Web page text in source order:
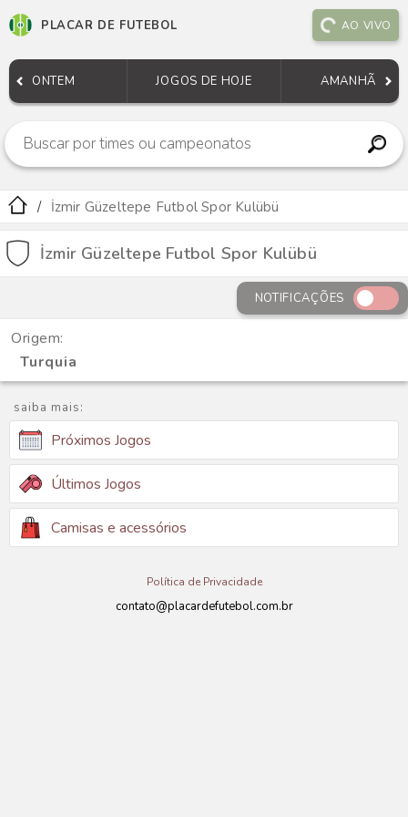
PLACAR DE FUTEBOL AO VIVO
ONTEM JOGOS DE HOJE AMANHÃ
İzmir Güzeltepe Futbol Spor Kulübü
İzmir Güzeltepe Futbol Spor Kulübü
NOTIFICAÇÕES
Origem:
Turquia
saiba mais:
Próximos Jogos
Últimos Jogos
Camisas e acessórios
Política de Privacidade
contato@placardefutebol.com.br